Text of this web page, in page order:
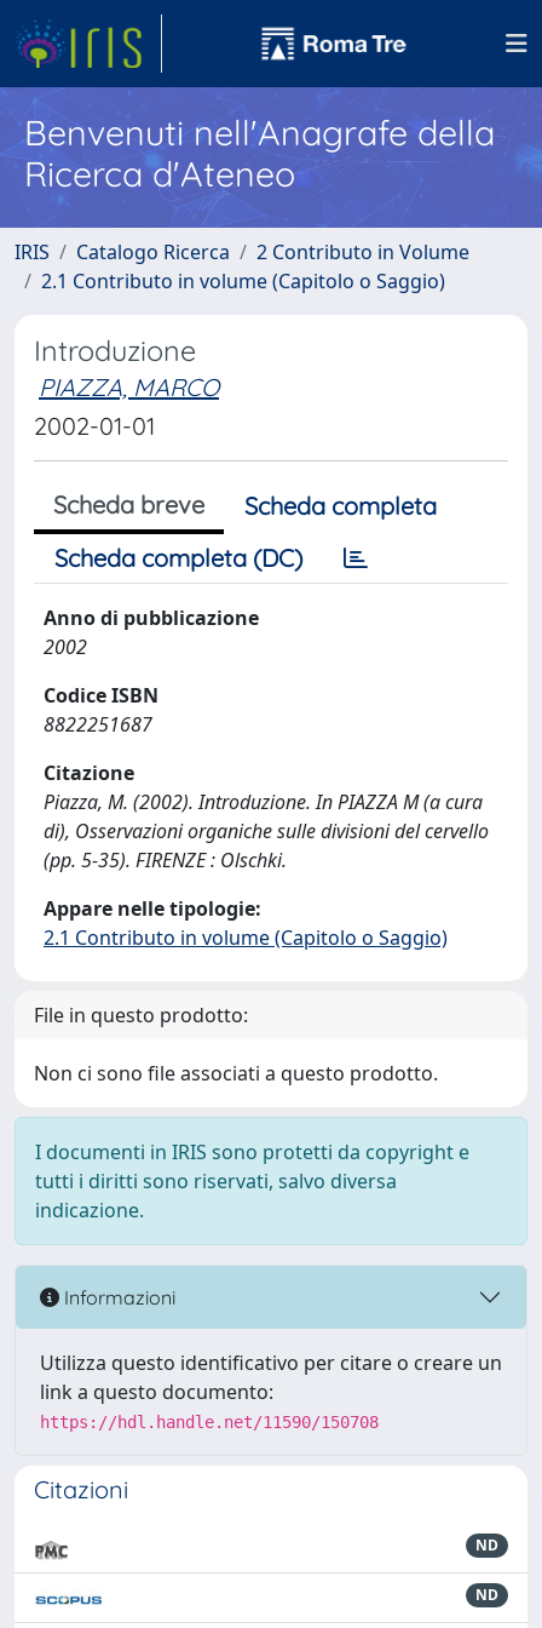
Benvenuti nell'Anagrafe della
Ricerca d'Ateneo
IRIS Catalogo Ricerca
2 Contributo in Volume
2.1 Contributo in volume (Capitolo o Saggio)
Introduzione
PIAZZA, MARCO
2002-01-01
Scheda breve
Scheda completa
Scheda completa (DC)
Anno di pubblicazione
2002
Codice ISBN
8822251687
Citazione
Piazza, M. (2002). Introduzione. In PIAZZA M (a cura
di), Osservazioni organiche sulle divisioni del cervello
(pp. 5-35). FIRENZE : Olschki.
Appare nelle tipologie:
2.1 Contributo in volume (Capitolo o Saggio)
File in questo prodotto:
Non ci sono file associati a questo prodotto.
I documenti in IRIS sono protetti da copyright e
tutti i diritti sono riservati, salvo diversa
indicazione.
Informazioni
Utilizza questo identificativo per citare o creare un
link a questo documento:
https://hdl.handle.net/11590/150708
Citazioni
ND
ND